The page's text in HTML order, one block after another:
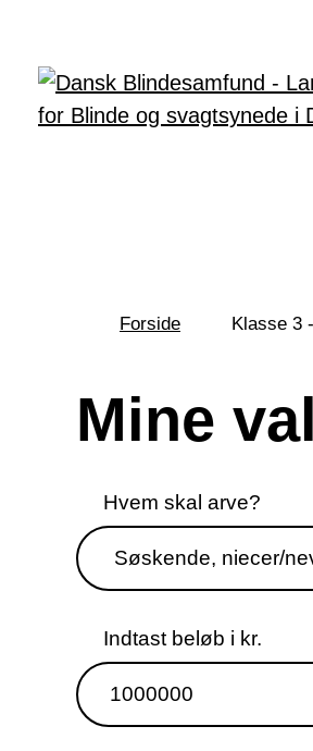
her:
Forside Klasse 3
Mine
Hvem skal arve?
Indtast beløb i kr.